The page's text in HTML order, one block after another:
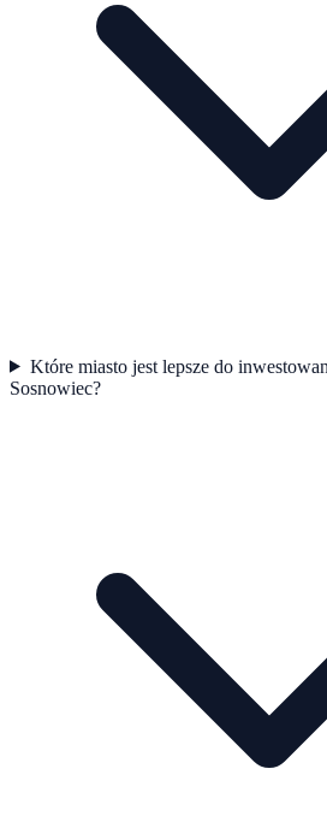
Które miasto jest lepsze do
Sosnowiec?